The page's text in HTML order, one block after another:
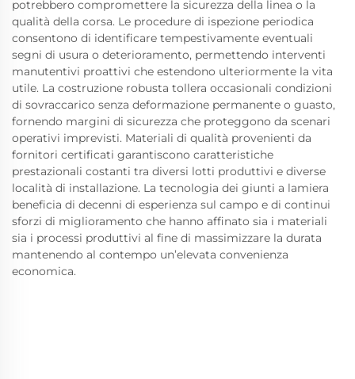
potrebbero compromettere la sicurezza della linea o la
qualità della corsa. Le procedure di ispezione periodica
consentono di identificare tempestivamente eventuali
segni di usura o deterioramento, permettendo interventi
manutentivi proattivi che estendono ulteriormente la vita
utile. La costruzione robusta tollera occasionali condizioni
di sovraccarico senza deformazione permanente o guasto,
fornendo margini di sicurezza che proteggono da scenari
operativi imprevisti. Materiali di qualità provenienti da
fornitori certificati garantiscono caratteristiche
prestazionali costanti tra diversi lotti produttivi e diverse
località di installazione. La tecnologia dei giunti a lamiera
beneficia di decenni di esperienza sul campo e di continui
sforzi di miglioramento che hanno affinato sia i materiali
sia i processi produttivi al fine di massimizzare la durata
mantenendo al contempo un’elevata convenienza
economica.